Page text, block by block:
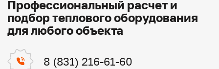
Профессиональный расчет и
подбор теплового оборудования
для любого объекта
8 (831) 216-61-60